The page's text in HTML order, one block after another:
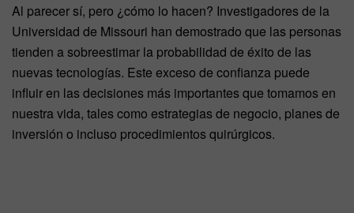
Al parecer sí, pero ¿cómo lo hacen? Investigadores de la
Universidad de Missouri han demostrado que las personas
tienden a sobreestimar la probabilidad de éxito de las
nuevas tecnologías. Este exceso de confianza puede
influir en las decisiones más importantes que tomamos en
nuestra vida, tales como estrategias de negocio, planes de
inversión o incluso procedimientos quirúrgicos.